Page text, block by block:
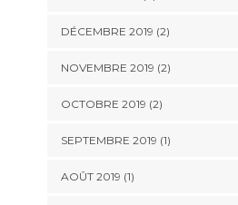
DÉCEMBRE 2019 (2)
NOVEMBRE 2019 (2)
OCTOBRE 2019 (2)
SEPTEMBRE 2019 (1)
AOÛT 2019 (1)